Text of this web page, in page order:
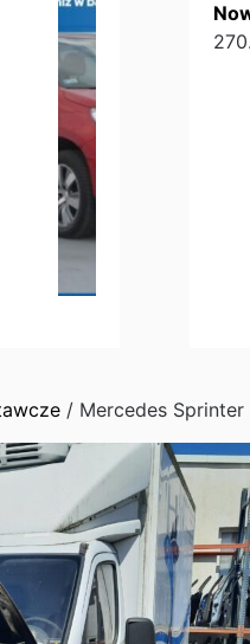
/ Mercedes Sprinter